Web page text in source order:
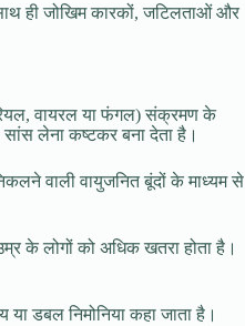
ही जोखिम कारकों, जटिलताओं और
वायरल या फंगल) संक्रमण के
लेना कष्टकर बना देता है।
वाली वायुजनित बूंदों के माध्यम से
के लोगों को अधिक खतरा होता है।
या डबल निमोनिया कहा जाता है।